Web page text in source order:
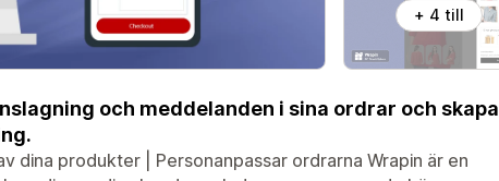
+ 4 till
och meddelanden i sina ordrar och skapa
dina produkter | Personanpassar ordrarna Wrapin är en